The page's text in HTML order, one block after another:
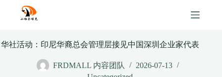
content
华社活动：印尼华裔总会管理层接见中国深圳企业家代表
FRDMALL 内容团队
2026-07-13